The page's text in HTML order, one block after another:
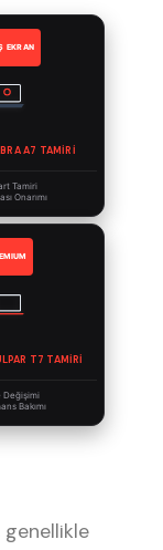
EKRAN
A7 TAMIRI
Tamiri
Onarımı
T7 TAMIRI
Değişimi
Bakımı
genellikle